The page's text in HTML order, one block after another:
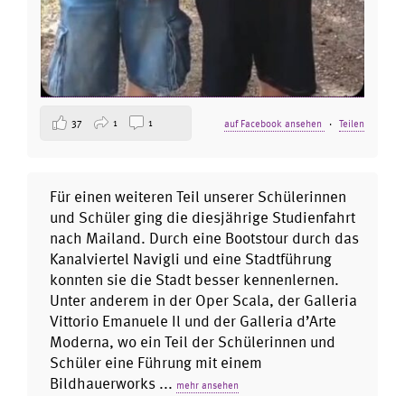
auf Facebook ansehen · Teilen
37 1 1
Für einen weiteren Teil unserer Schülerinnen
und Schüler ging die diesjährige Studienfahrt
nach Mailand. Durch eine Bootstour durch das
Kanalviertel Navigli und eine Stadtführung
konnten sie die Stadt besser kennenlernen.
Unter anderem in der Oper Scala, der Galleria
Vittorio Emanuele Il und der Galleria d’Arte
Moderna, wo ein Teil der Schülerinnen und
Schüler eine Führung mit einem
Bildhauerworks ... mehr ansehen